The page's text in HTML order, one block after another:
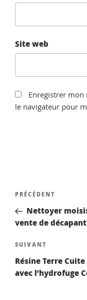
Site web
Enregistrer
le navigateur pour
Navigation
l’article
Article
précédent
PRÉCÉDENT
Nettoyer
vente de
Article
suivant
SUIVANT
Résine Terre
avec l’hydrofuge